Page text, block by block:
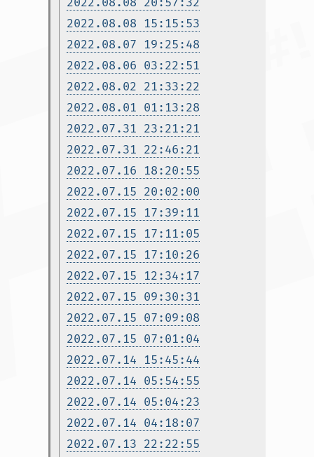
2022.08.08 15:15:53
2022.08.07 19:25:48
2022.08.06 03:22:51
2022.08.02 21:33:22
2022.08.01 01:13:28
2022.07.31 23:21:21
2022.07.31 22:46:21
2022.07.16 18:20:55
2022.07.15 20:02:00
2022.07.15 17:39:11
2022.07.15 17:11:05
2022.07.15 17:10:26
2022.07.15 12:34:17
2022.07.15 09:30:31
2022.07.15 07:09:08
2022.07.15 07:01:04
2022.07.14 15:45:44
2022.07.14 05:54:55
2022.07.14 05:04:23
2022.07.14 04:18:07
2022.07.13 22:22:55